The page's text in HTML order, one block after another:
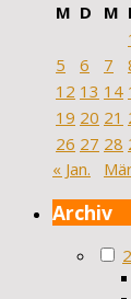
M D M
5
6 7
12 13 14
19 20 21
26 27 28
« Jan.
Archiv